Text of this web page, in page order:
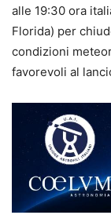
alle 19:30 ora
Florida) per
condizioni
favorevoli al